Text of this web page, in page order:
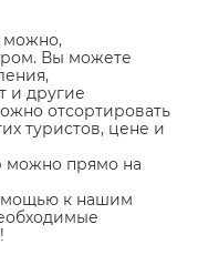
можно,
Вы можете
и другие
отсортировать
туристов, цене и
можно прямо на
к нашим